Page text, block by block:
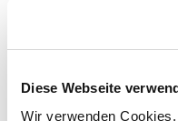
Diese Webseite
Wir verwenden
kein Austritt von
geringer
systembedingt